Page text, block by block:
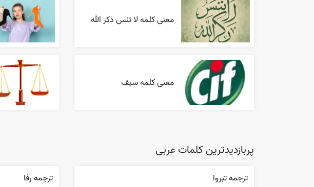
معنی کلمه لا تنس ذکر الله
معنی کلمه سیف
پربازدیدترین کلمات عربی
ترجمه تبروا ترجمه رفا